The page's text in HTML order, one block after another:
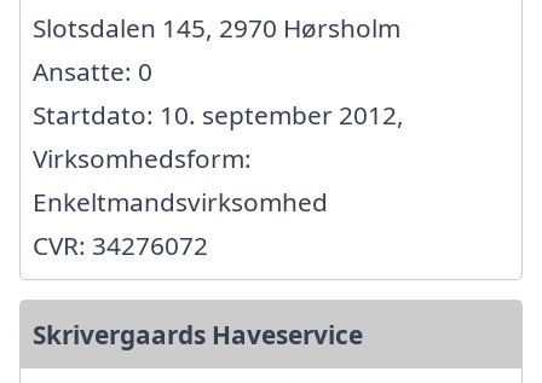
Slotsdalen 145, 2970 Hørsholm
Ansatte: 0
Startdato: 10. september 2012,
Virksomhedsform:
Enkeltmandsvirksomhed
CVR: 34276072
Skrivergaards Haveservice